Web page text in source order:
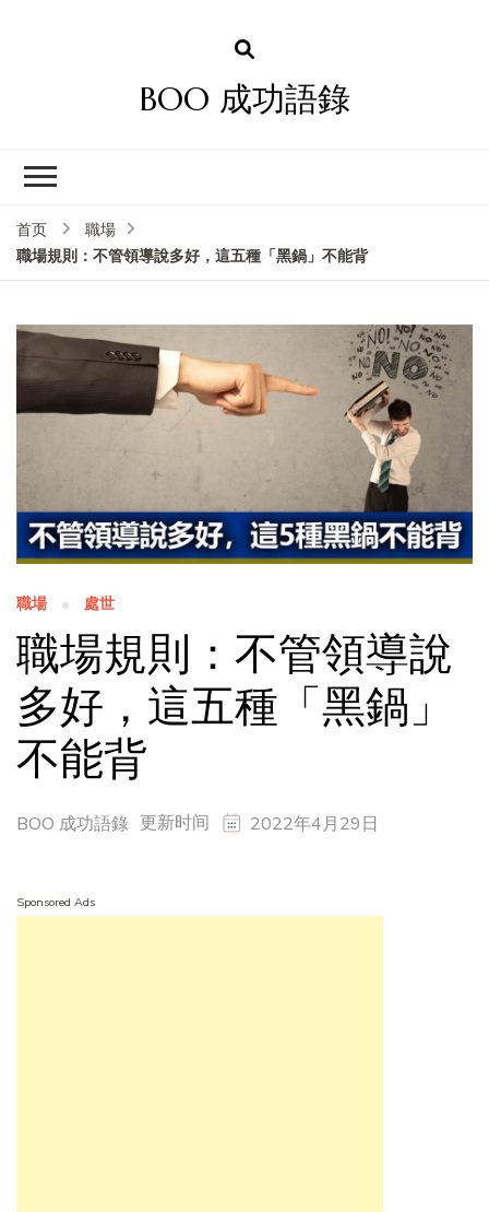
BOO 成功語錄
首页
職場
職場規則：不管領導說多好，這五種「黑鍋」不能背
職場 處世
職場規則：不管領導說
多好，這五種「黑鍋」
不能背
BOO 成功語錄 更新时间 2022年4月29日
Sponsored Ads